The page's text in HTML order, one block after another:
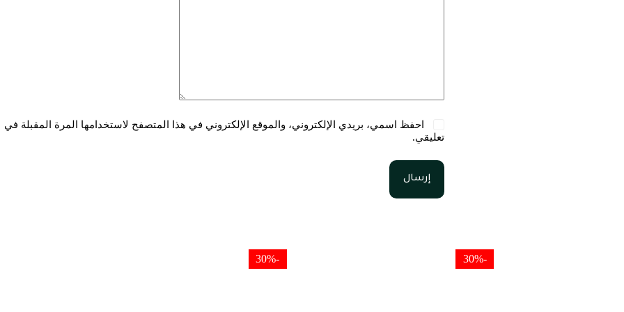
احفظ اسمي، بريدي الإلكتروني، والموقع الإلكتروني في هذا المتصفح لاستخدامها المرة المقبلة في
تعليقي.
إرسال
-30%
-30%